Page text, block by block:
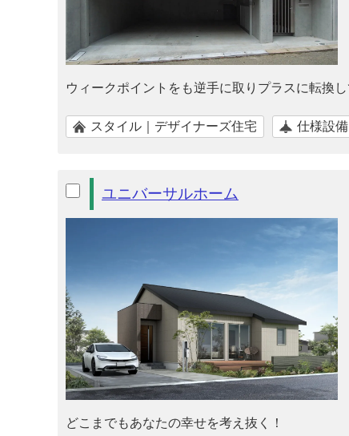
ウィークポイントをも逆手に取りプラスに転換
スタイル｜デザイナーズ住宅 仕様設
ユニバーサルホーム
どこまでもあなたの幸せを考え抜く！